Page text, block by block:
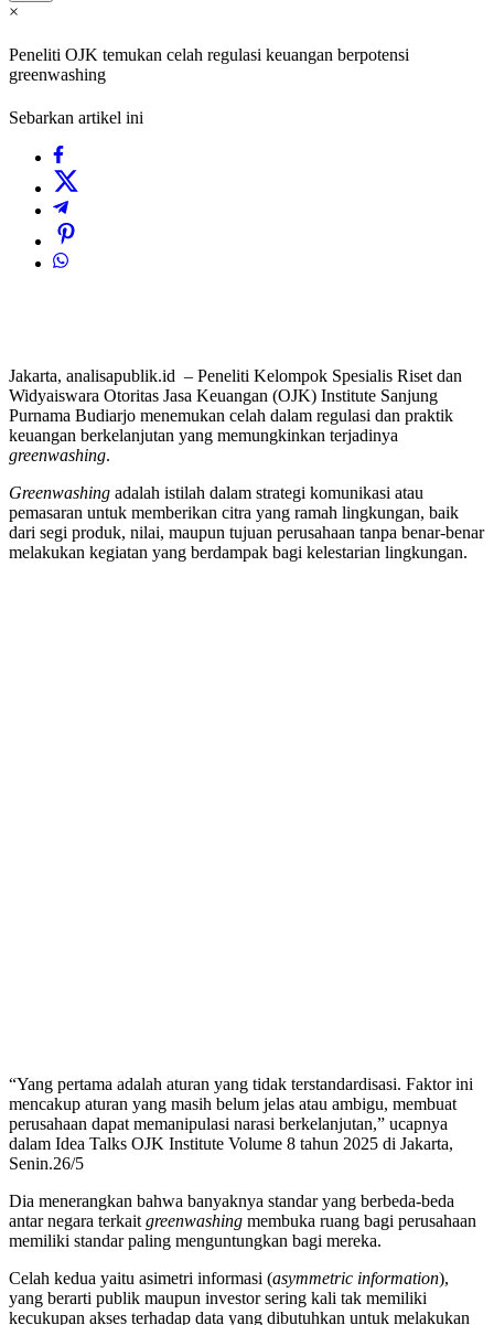
×
Peneliti OJK temukan celah regulasi keuangan berpotensi
greenwashing
Sebarkan artikel ini
Jakarta, analisapublik.id – Peneliti Kelompok Spesialis Riset dan
Widyaiswara Otoritas Jasa Keuangan (OJK) Institute Sanjung
Purnama Budiarjo menemukan celah dalam regulasi dan praktik
keuangan berkelanjutan yang memungkinkan terjadinya
greenwashing.
Greenwashing adalah istilah dalam strategi komunikasi atau
pemasaran untuk memberikan citra yang ramah lingkungan, baik
dari segi produk, nilai, maupun tujuan perusahaan tanpa benar-benar
melakukan kegiatan yang berdampak bagi kelestarian lingkungan.
“Yang pertama adalah aturan yang tidak terstandardisasi. Faktor ini
mencakup aturan yang masih belum jelas atau ambigu, membuat
perusahaan dapat memanipulasi narasi berkelanjutan,” ucapnya
dalam Idea Talks OJK Institute Volume 8 tahun 2025 di Jakarta,
Senin.26/5
Dia menerangkan bahwa banyaknya standar yang berbeda-beda
antar negara terkait greenwashing membuka ruang bagi perusahaan
memiliki standar paling menguntungkan bagi mereka.
Celah kedua yaitu asimetri informasi (asymmetric information),
yang berarti publik maupun investor sering kali tak memiliki
kecukupan akses terhadap data yang dibutuhkan untuk melakukan